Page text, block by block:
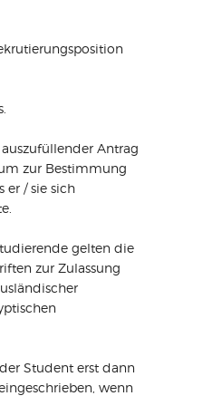
Antrag
zur Bestimmung
er / sie sich
gelten die
zur Zulassung
Student erst dann
wenn